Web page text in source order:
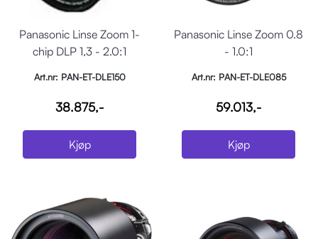
Panasonic Linse Zoom 1-
chip DLP 1,3 - 2.0:1
Art.nr: PAN-ET-DLE150
38.875,-
Kjøp
Panasonic Linse Zoom 0.8
- 1.0:1
Art.nr: PAN-ET-DLE085
59.013,-
Kjøp